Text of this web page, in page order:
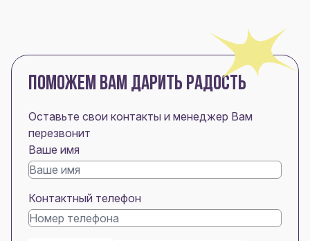
ПОМОЖЕМ ВАМ ДАРИТЬ РАДОСТЬ
Оставьте свои контакты и менеджер Вам
перезвонит
Ваше имя
Контактный телефон